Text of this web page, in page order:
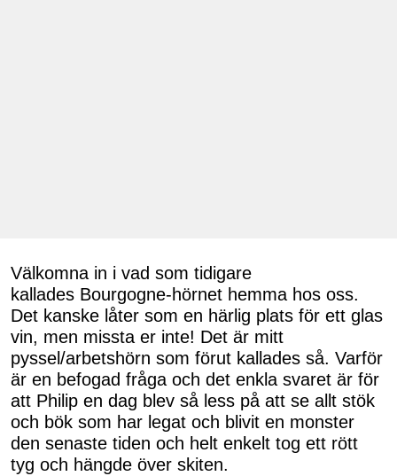
Välkomna in i vad som tidigare
kallades Bourgogne-hörnet hemma hos oss.
Det kanske låter som en härlig plats för ett glas
vin, men missta er inte! Det är mitt
pyssel/arbetshörn som förut kallades så. Varför
är en befogad fråga och det enkla svaret är för
att Philip en dag blev så less på att se allt stök
och bök som har legat och blivit en monster
den senaste tiden och helt enkelt tog ett rött
tyg och hängde över skiten.